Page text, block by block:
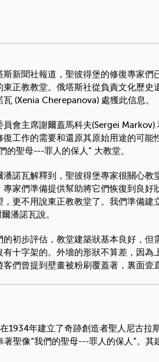
斯新聞社報道，聖彼得堡的修復專家
東正教教堂。 俄塔斯社從負責文化歷史
瓦 (Xenia Cherepanova) 處獲此信息。
員會主席謝爾蓋馬科夫(Sergei Markov)
復工作的需要和還原其原始用途的可
的聖母---罪人的保人” 大教堂。
潘諾瓦解釋到，聖彼得堡專家很關心
專家們準備提供幫助將它們恢復到良好
，更不用說東正教教堂了。 我們準備建
爾潘諾瓦說。
的初步評估，教堂建築狀基本良好，
有十字架的。外墻的形狀不算差，因
客們曾提到壁畫被粉刷覆蓋著，裏面壹
1934年建立了奇跡創造者聖人尼古
聖像“我們的聖母---罪人的保人”。 其